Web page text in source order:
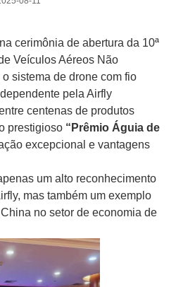
cerimônia de abertura da 10ª
Veículos Aéreos Não
sistema de drone com fio
pela Airfly
centenas de produtos
prestigioso “Prêmio Águia de
excepcional e vantagens
um alto reconhecimento
mas também um exemplo
no setor de economia de